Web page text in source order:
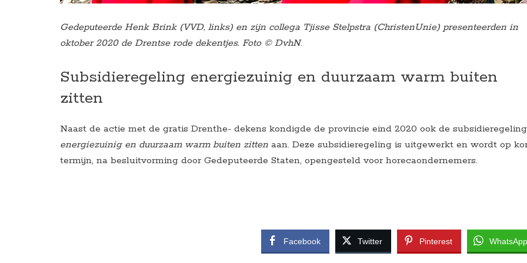
Gedeputeerde Henk Brink (VVD, links) en zijn collega Tjisse Stelpstra (ChristenUnie) presenteerden in
oktober 2020 de Drentse rode dekentjes. Foto © DvhN.
Subsidieregeling energiezuinig en duurzaam warm buiten
zitten
Naast de actie met de gratis Drenthe- dekens kondigde de provincie eind 2020 ook de subsidieregeling
energiezuinig en duurzaam warm buiten zitten aan. Deze subsidieregeling is uitgewerkt en wordt op
termijn, na besluitvorming door Gedeputeerde Staten, opengesteld voor horecaondernemers.
Facebook Twitter Pinterest WhatsApp